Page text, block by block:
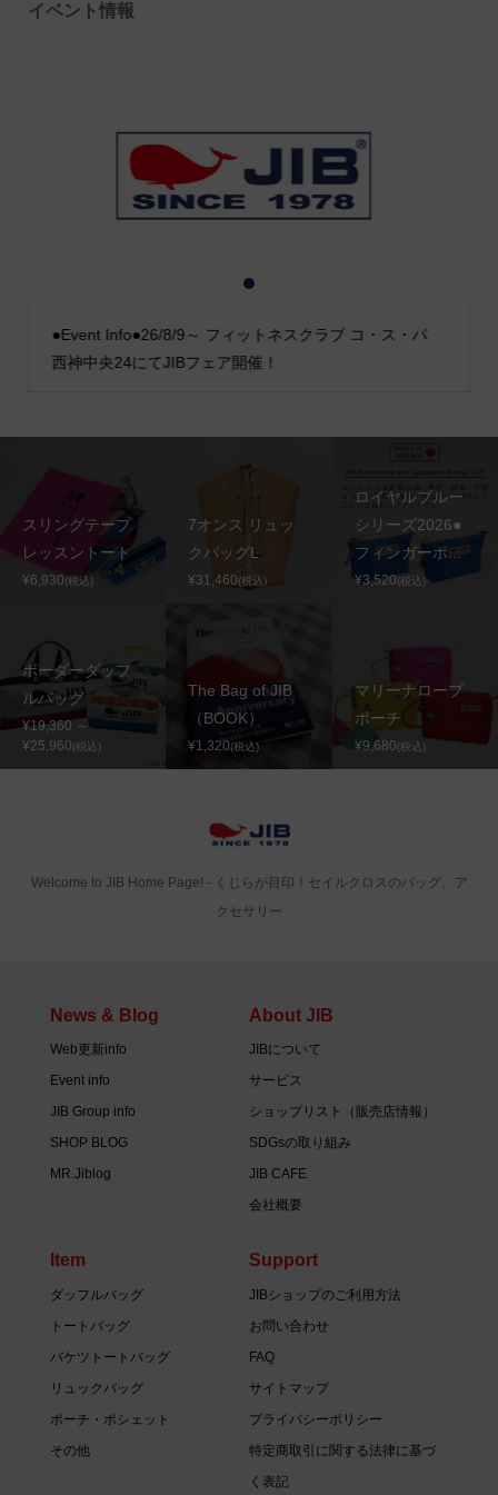
イベント情報
●Event Info●26/8/9～ フィットネスクラブ コ・ス・パ
西神中央24にてJIBフェア開催！
2
スリングテープ
レッスントート
¥6,930(税込)
7オンス リュッ
クバッグL
¥31,460(税込)
ロイヤルブルー
シリーズ2026●
フィンガーポ...
¥3,520(税込)
ボーダーダッフ
ルバッグ
¥19,360 ～
¥25,960(税込)
The Bag of JIB
（BOOK）
¥1,320(税込)
マリーナロープ
ポーチ
¥9,680(税込)
Welcome to JIB Home Page! ‐ くじらが目印！セイルクロスのバッグ、ア
クセサリー
News & Blog
Web更新info
Event info
JIB Group info
SHOP BLOG
MR.Jiblog
About JIB
JIBについて
サービス
ショップリスト（販売店情報）
SDGsの取り組み
JIB CAFE
会社概要
Item
ダッフルバッグ
トートバッグ
バケツトートバッグ
リュックバッグ
ポーチ・ポシェット
その他
Support
JIBショップのご利用方法
お問い合わせ
FAQ
サイトマップ
プライバシーポリシー
特定商取引に関する法律に基づ
く表記